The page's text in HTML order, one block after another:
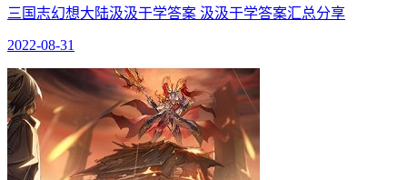
三国志幻想大陆汲汲于学答案 汲汲于学答案汇总分享
2022-08-31